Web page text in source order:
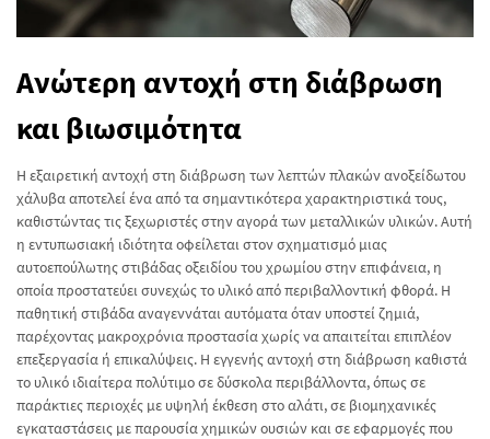
Ανώτερη αντοχή στη διάβρωση
και βιωσιμότητα
Η εξαιρετική αντοχή στη διάβρωση των λεπτών πλακών ανοξείδωτου
χάλυβα αποτελεί ένα από τα σημαντικότερα χαρακτηριστικά τους,
καθιστώντας τις ξεχωριστές στην αγορά των μεταλλικών υλικών. Αυτή
η εντυπωσιακή ιδιότητα οφείλεται στον σχηματισμό μιας
αυτοεπούλωτης στιβάδας οξειδίου του χρωμίου στην επιφάνεια, η
οποία προστατεύει συνεχώς το υλικό από περιβαλλοντική φθορά. Η
παθητική στιβάδα αναγεννάται αυτόματα όταν υποστεί ζημιά,
παρέχοντας μακροχρόνια προστασία χωρίς να απαιτείται επιπλέον
επεξεργασία ή επικαλύψεις. Η εγγενής αντοχή στη διάβρωση καθιστά
το υλικό ιδιαίτερα πολύτιμο σε δύσκολα περιβάλλοντα, όπως σε
παράκτιες περιοχές με υψηλή έκθεση στο αλάτι, σε βιομηχανικές
εγκαταστάσεις με παρουσία χημικών ουσιών και σε εφαρμογές που